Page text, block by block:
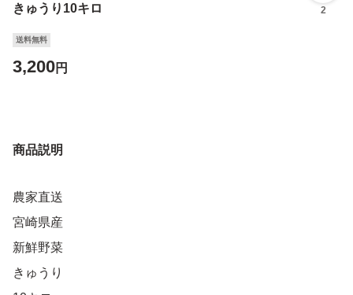
きゅうり10キロ 2
送料無料
3,200円
商品説明
農家直送
宮崎県産
新鮮野菜
きゅうり